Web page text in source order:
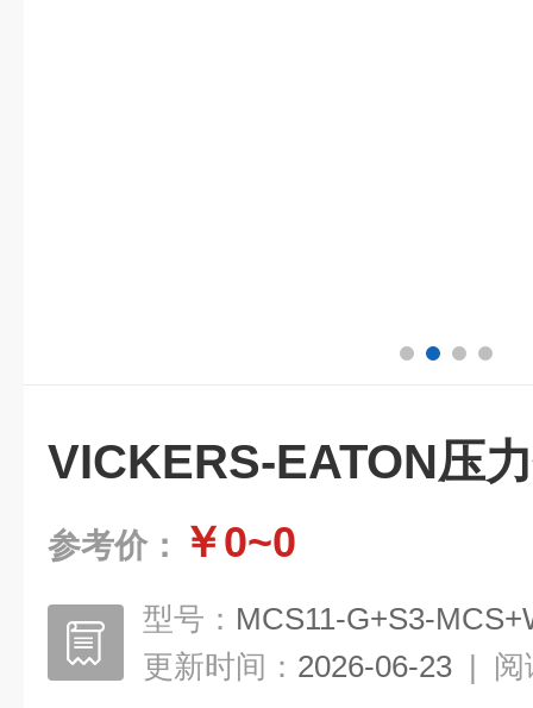
VICKERS-EATON压
参考价： ￥0~0
型号： MCS11-G+S3-
更新时间： 2026-06-23 | 阅